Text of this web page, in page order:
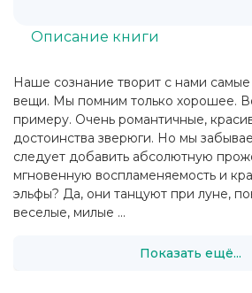
Наше сознание творит с нами
вещи. Мы помним только хорошее.
примеру. Очень романтичные,
достоинства зверюги. Но мы
следует добавить абсолютную
мгновенную воспламеняемость и
эльфы? Да, они танцуют при луне,
веселые, милые ...
Показать ещё...
Описание книги